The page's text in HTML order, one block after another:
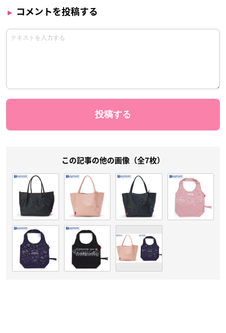
コメントを投稿する
この記事の他の画像（全7枚）